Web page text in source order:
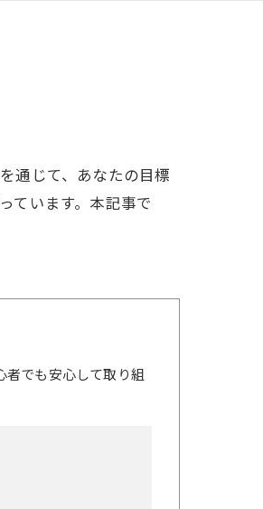
通じて、あなたの目標
ています。本記事で
者でも安心して取り組